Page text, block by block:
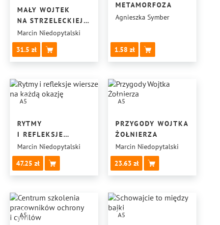
MAŁY WOJTEK
NA STRZELECKIEJ
PRZYGODZIE
NAUKA CELNOŚCI
I BEZPIECZEŃSTWA
Marcin Niedopytalski
31.5
METAMORFOZA
Agnieszka Symber
1.58
A5
RYTMY
I REFLEKSJE
WIERSZE
NA KAŻDĄ OKAZJĘ
Marcin Niedopytalski
47.25
A5
PRZYGODY WOJTKA
ŻOŁNIERZA
Marcin Niedopytalski
23.63
A5 A5